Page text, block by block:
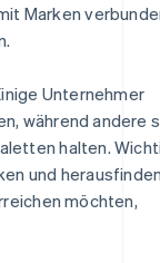
Marken
Unternehmer
während andere
halten.
und
möchten,